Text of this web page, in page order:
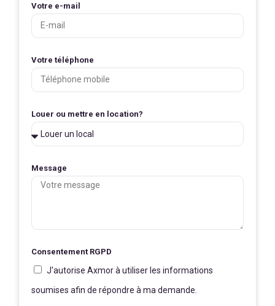
Votre e-mail
Votre téléphone
Louer ou mettre en location?
Message
Consentement RGPD
J'autorise Axmor à utiliser les informations
soumises afin de répondre à ma demande.